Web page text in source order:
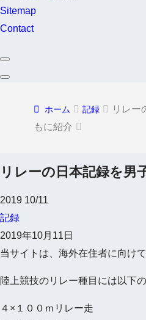
Sitemap
Contact
ホーム 記録
リレー
もに紹介
リレーの日本記録を男
2019 10/11
記録
2019年10月11日
当サイトは、海外在住者に向け
陸上競技のリレー種目には以下
４×１００ｍリレー走